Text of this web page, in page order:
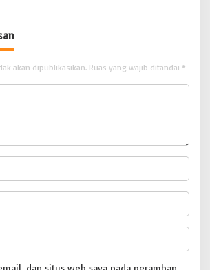
akan dipublikasikan. Ruas yang wajib ditandai *
dan situs web saya pada peramban